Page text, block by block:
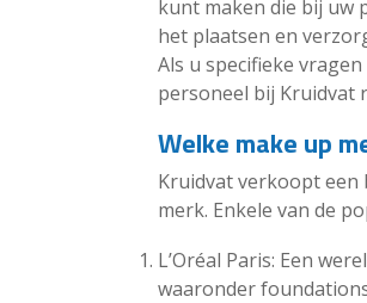
kunt maken die bij uw
het plaatsen en
Als u specifieke
personeel bij Kruidvat
Welke make up
Kruidvat verkoopt een
merk. Enkele van de
L’Oréal Paris: Een
waaronder